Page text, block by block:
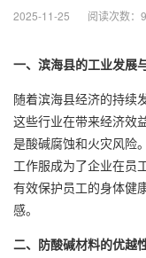
2025-11-25 阅读次数：
一、滨海县的工业发展
随着滨海县经济的持续
这些行业在带来经济效
是酸碱腐蚀和火灾风险
工作服成为了企业在员
有效保护员工的身体健
感。
二、防酸碱材料的优越